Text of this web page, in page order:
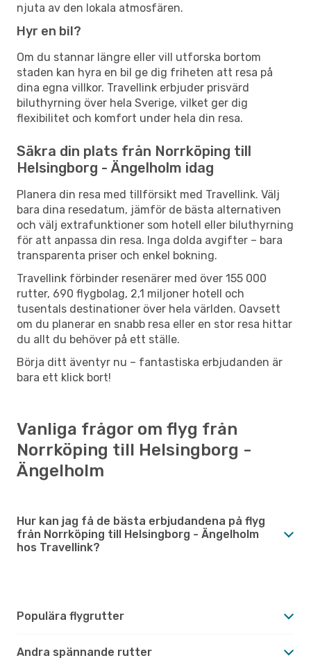
njuta av den lokala atmosfären.
Hyr en bil?
Om du stannar längre eller vill utforska bortom
staden kan hyra en bil ge dig friheten att resa på
dina egna villkor. Travellink erbjuder prisvärd
biluthyrning över hela Sverige, vilket ger dig
flexibilitet och komfort under hela din resa.
Säkra din plats från Norrköping till
Helsingborg - Ängelholm idag
Planera din resa med tillförsikt med Travellink. Välj
bara dina resedatum, jämför de bästa alternativen
och välj extrafunktioner som hotell eller biluthyrning
för att anpassa din resa. Inga dolda avgifter – bara
transparenta priser och enkel bokning.
Travellink förbinder resenärer med över 155 000
rutter, 690 flygbolag, 2,1 miljoner hotell och
tusentals destinationer över hela världen. Oavsett
om du planerar en snabb resa eller en stor resa hittar
du allt du behöver på ett ställe.
Börja ditt äventyr nu – fantastiska erbjudanden är
bara ett klick bort!
Vanliga frågor om flyg från
Norrköping till Helsingborg -
Ängelholm
Hur kan jag få de bästa erbjudandena på flyg
från Norrköping till Helsingborg - Ängelholm
hos Travellink?
Populära flygrutter
Andra spännande rutter